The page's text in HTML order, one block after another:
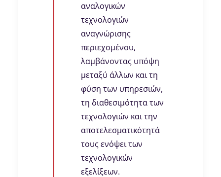
αναλογικών
τεχνολογιών
αναγνώρισης
περιεχομένου,
λαμβάνοντας υπόψη
μεταξύ άλλων και τη
φύση των υπηρεσιών,
τη διαθεσιμότητα των
τεχνολογιών και την
αποτελεσματικότητά
τους ενόψει των
τεχνολογικών
εξελίξεων.